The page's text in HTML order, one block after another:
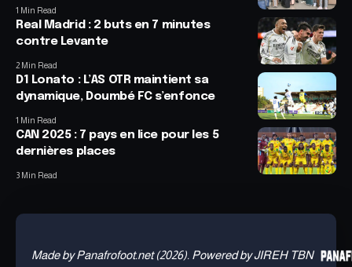
1 Min Read
Real Madrid : 2 buts en 7 minutes
contre Levante
2 Min Read
D1 Lonato : L’AS OTR maintient sa
dynamique, Doumbé FC s’enfonce
1 Min Read
CAN 2025 : 7 pays en lice pour les 5
dernières places
3 Min Read
Made by Panafrofoot.net (2026). Powered by JIREH TBN